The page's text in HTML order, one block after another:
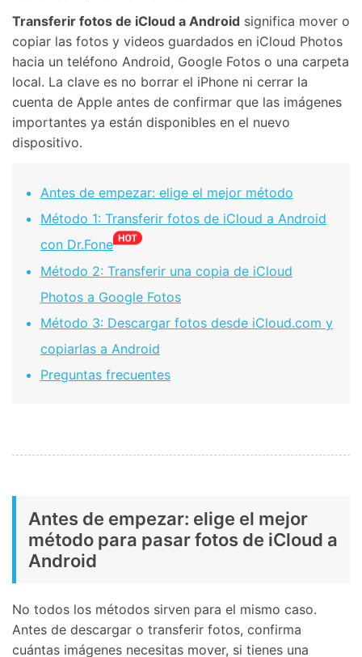
Transferir fotos de iCloud a Android significa mover o
copiar las fotos y videos guardados en iCloud Photos
hacia un teléfono Android, Google Fotos o una carpeta
local. La clave es no borrar el iPhone ni cerrar la
cuenta de Apple antes de confirmar que las imágenes
importantes ya están disponibles en el nuevo
dispositivo.
Antes de empezar: elige el mejor método
Método 1: Transferir fotos de iCloud a Android
con Dr.Fone
Método 2: Transferir una copia de iCloud
Photos a Google Fotos
Método 3: Descargar fotos desde iCloud.com y
copiarlas a Android
Preguntas frecuentes
Antes de empezar: elige el mejor
método para pasar fotos de iCloud a
Android
No todos los métodos sirven para el mismo caso.
Antes de descargar o transferir fotos, confirma
cuántas imágenes necesitas mover, si tienes una